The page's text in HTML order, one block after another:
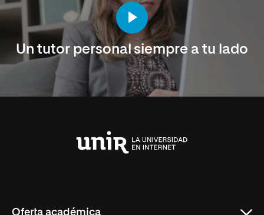
Un tutor personal siempre a tu lado
Oferta académica